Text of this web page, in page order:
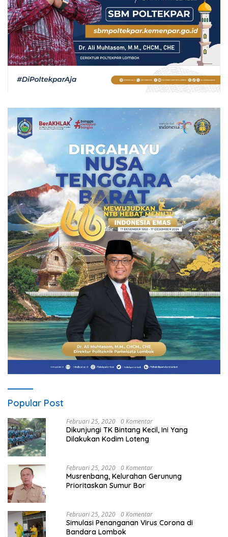
Popular Post
Februari 25, 2020 0 Komentar
Dikunjungi TK Bintang Kecil, Ini Yang
Dilakukan Kodim Loteng
Februari 25, 2020 0 Komentar
Musrenbang, Kelurahan Gerunung
Prioritaskan Sumur Bor
Februari 25, 2020 0 Komentar
Simulasi Penanganan Virus Corona di
Bandara Lombok